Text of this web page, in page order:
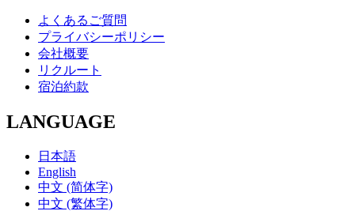
よくあるご質問
プライバシーポリシー
会社概要
リクルート
宿泊約款
LANGUAGE
日本語
English
中文 (简体字)
中文 (繁体字)